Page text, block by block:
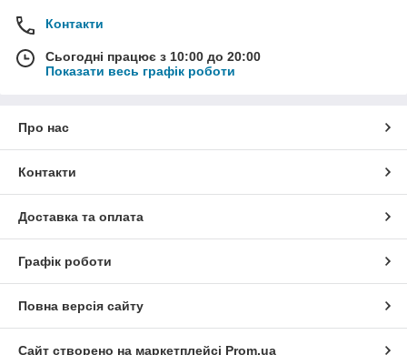
Контакти
Сьогодні працює з 10:00 до 20:00
Показати весь графік роботи
Про нас
Контакти
Доставка та оплата
Графік роботи
Повна версія сайту
Сайт створено на маркетплейсі Prom.ua